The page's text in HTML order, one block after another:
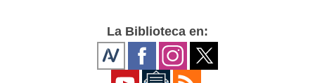
La Biblioteca en: